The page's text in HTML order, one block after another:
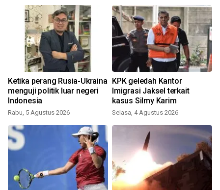
Ketika perang Rusia-Ukraina
menguji politik luar negeri
Indonesia
Rabu, 5 Agustus 2026
KPK geledah Kantor
Imigrasi Jaksel terkait
kasus Silmy Karim
Selasa, 4 Agustus 2026